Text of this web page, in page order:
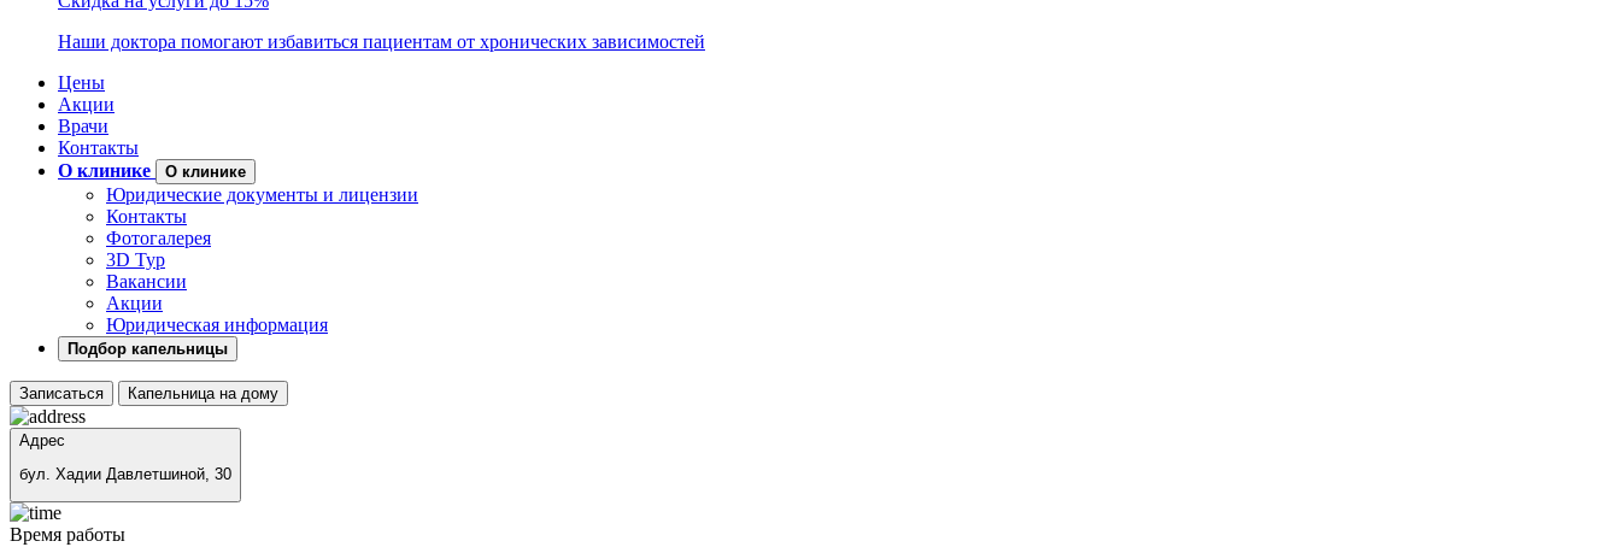
Наши доктора помогают избавиться пациентам от хронических зависимостей
Цены
Акции
Врачи
Контакты
О клинике
О клинике
Юридические документы и лицензии
Контакты
Фотогалерея
3D Тур
Вакансии
Акции
Юридическая информация
Подбор капельницы
Записаться Капельница на дому
Адрес
бул. Хадии Давлетшиной, 30
Время работы